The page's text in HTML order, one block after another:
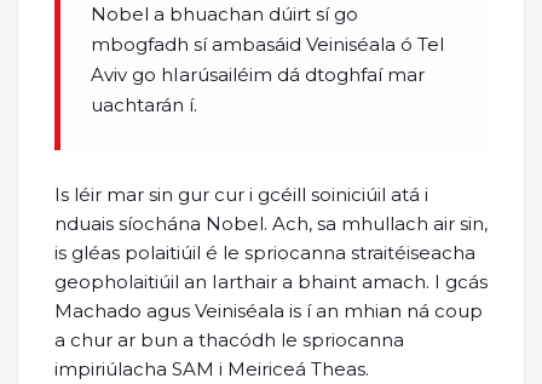
Nobel a bhuachan dúirt sí go
mbogfadh sí ambasáid Veiniséala ó Tel
Aviv go hIarúsailéim dá dtoghfaí mar
uachtarán í.
Is léir mar sin gur cur i gcéill soiniciúil atá i
nduais síochána Nobel. Ach, sa mhullach air sin,
is gléas polaitiúil é le spriocanna straitéiseacha
geopholaitiúil an Iarthair a bhaint amach. I gcás
Machado agus Veiniséala is í an mhian ná coup
a chur ar bun a thacódh le spriocanna
impiriúlacha SAM i Meiriceá Theas.